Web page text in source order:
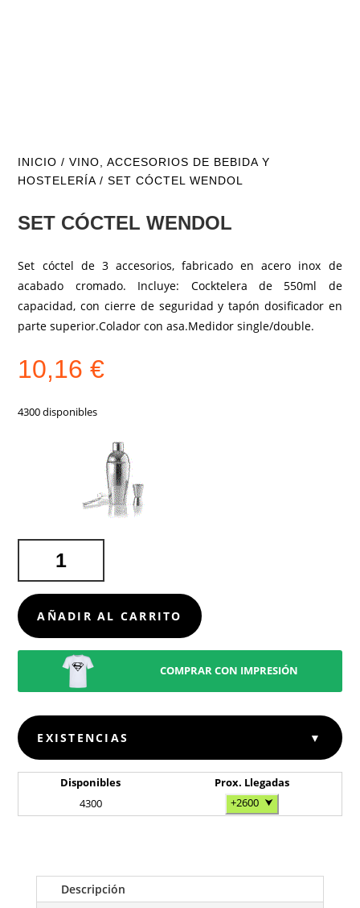
INICIO /VINO, ACCESORIOS DE BEBIDA Y
HOSTELERÍA / SET CÓCTEL WENDOL
SET CÓCTEL WENDOL
Set cóctel de 3 accesorios, fabricado en acero inox de
acabado cromado. Incluye: Cocktelera de 550ml de
capacidad, con cierre de seguridad y tapón dosificador en
parte superior.Colador con asa.Medidor single/double.
10,16€
4300 disponibles
CÓCTEL
WENDOL
CANTIDAD
AÑADIR AL CARRITO
COMPRAR CON IMPRESIÓN
EXISTENCIAS ▼
Disponibles
Prox. Llegadas
4300
+2600 ⮟
Descripción